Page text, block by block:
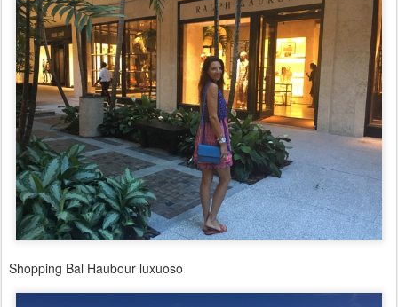
Shopping Bal Haubour luxuoso